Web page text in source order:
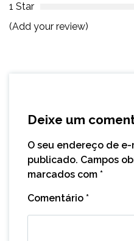
1 Star
(Add your review)
Deixe um
O seu endereço de
publicado. Campos
marcados com *
Comentário *